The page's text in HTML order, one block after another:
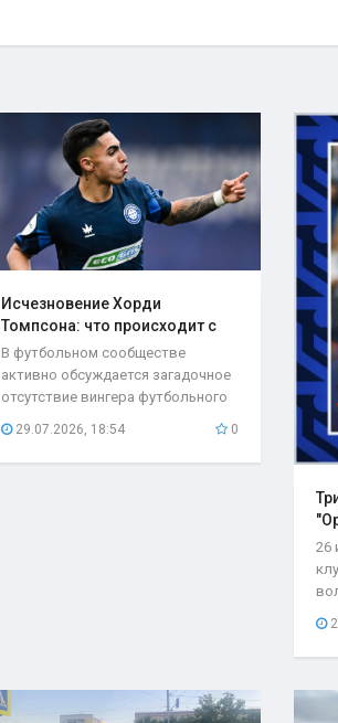
Исчезновение Хорди
Томпсона: что происходит с
игроком..
В футбольном сообществе
активно обсуждается загадочное
отсутствие вингера футбольного
клуба «Оренбург»...
29.07.2026, 18:54 0
26